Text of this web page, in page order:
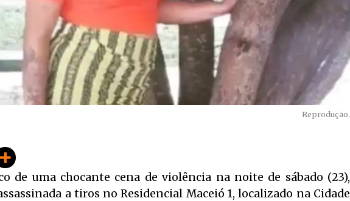
Reprodução.
de uma chocante cena de violência na noite de sábado (23),
a tiros no Residencial Maceió 1, localizado na Cidade